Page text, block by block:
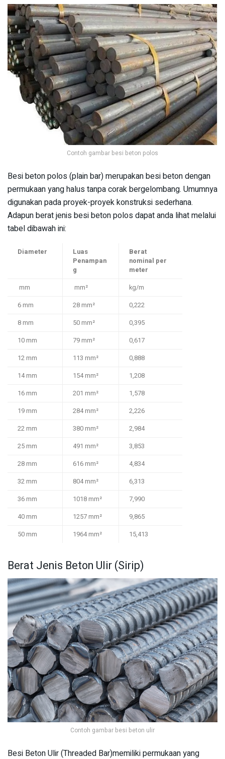
Contoh gambar besi beton polos
Besi beton polos (plain bar) merupakan besi beton dengan
permukaan yang halus tanpa corak bergelombang. Umumnya
digunakan pada proyek-proyek konstruksi sederhana.
Adapun berat jenis besi beton polos dapat anda lihat melalui
tabel dibawah ini:
Diameter
Luas
Penampan
g
Berat
nominal per
meter
mm
mm²
kg/m
6 mm
28 mm²
0,222
8 mm
50 mm²
0,395
10 mm
79 mm²
0,617
12 mm
113 mm²
0,888
14 mm
154 mm²
1,208
16 mm
201 mm²
1,578
19 mm
284 mm²
2,226
22 mm
380 mm²
2,984
25 mm
491 mm²
3,853
28 mm
616 mm²
4,834
32 mm
804 mm²
6,313
36 mm
1018 mm²
7,990
40 mm
1257 mm²
9,865
50 mm
1964 mm² 15,413
Berat Jenis Beton Ulir (Sirip)
Contoh gambar besi beton ulir
Besi Beton Ulir (Threaded Bar)memiliki permukaan yang